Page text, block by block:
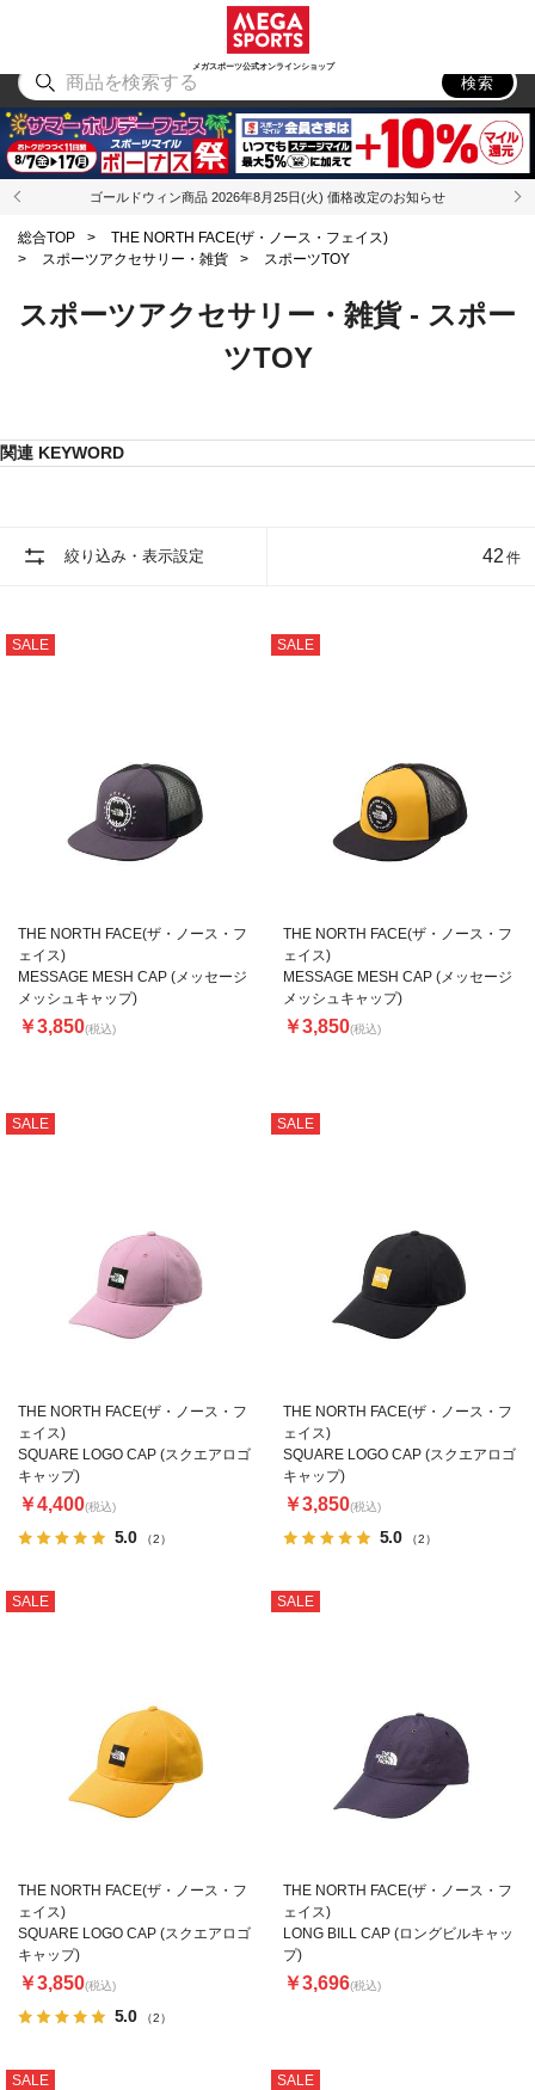
メガスポーツ公式オンラインショップ
アウトドア
検索
ゴールドウィン商品 2026年8月25日(火) 価格改定のお知らせ
総合TOP >
THE NORTH FACE(ザ・ノース・フェイス)
>
スポーツアクセサリー・雑貨 > スポーツTOY
スポーツアクセサリー・雑貨 - スポー
ツTOY
関連 KEYWORD
絞り込み・表示設定 42 件
SALE
THE NORTH FACE(ザ・ノース・フ
ェイス)
MESSAGE MESH CAP (メッセージ
メッシュキャップ)
￥3,850(税込)
SALE
THE NORTH FACE(ザ・ノース・フ
ェイス)
MESSAGE MESH CAP (メッセージ
メッシュキャップ)
￥3,850(税込)
SALE
5.0 （2）
THE NORTH FACE(ザ・ノース・フ
ェイス)
SQUARE LOGO CAP (スクエアロゴ
キャップ)
￥4,400(税込)
SALE
5.0 （2）
THE NORTH FACE(ザ・ノース・フ
ェイス)
SQUARE LOGO CAP (スクエアロゴ
キャップ)
￥3,850(税込)
SALE
5.0 （2）
THE NORTH FACE(ザ・ノース・フ
ェイス)
SQUARE LOGO CAP (スクエアロゴ
キャップ)
￥3,850(税込)
SALE
THE NORTH FACE(ザ・ノース・フ
ェイス)
LONG BILL CAP (ロングビルキャッ
プ)
￥3,696(税込)
SALE SALE